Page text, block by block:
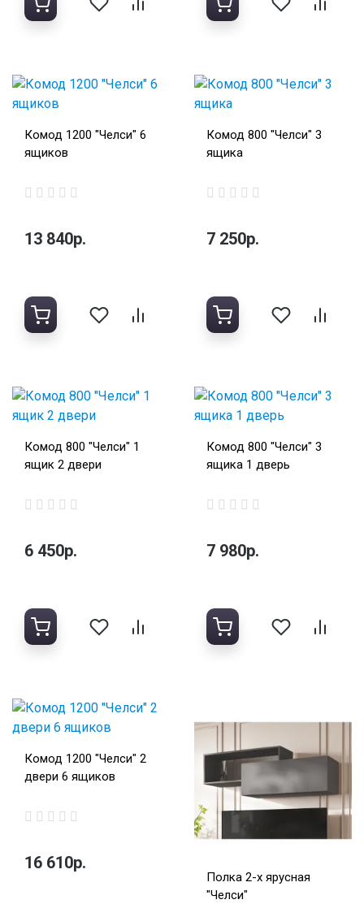
Комод 1200 "Челси" 6
ящиков
13 840р.
Комод 800 "Челси" 3
ящика
7 250р.
Комод 800 "Челси" 1
ящик 2 двери
6 450р.
Комод 800 "Челси" 3
ящика 1 дверь
7 980р.
Комод 1200 "Челси" 2
двери 6 ящиков
16 610р.
Полка 2-х ярусная
"Челси"